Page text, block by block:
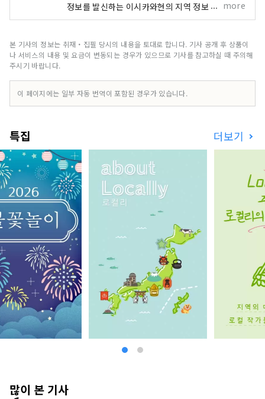
정보를 발신하는 이시카와현의 지역 정보 사이트입
니다. 'SmartNews'나 'goo뉴스' 등 국내 미디어
어와 연계하여 이시카와현의 매력을 널리 전하고 있
습니다.
more
본 기사의 정보는 취재・집필 당시의 내용을 토대로 합니다. 기사 공개 후 상품이
나 서비스의 내용 및 요금이 변동되는 경우가 있으므로 기사를 참고하실 때 주의해
주시기 바랍니다.
이 페이지에는 일부 자동 번역이 포함된 경우가 있습니다.
특집 더보기
많이 본 기사